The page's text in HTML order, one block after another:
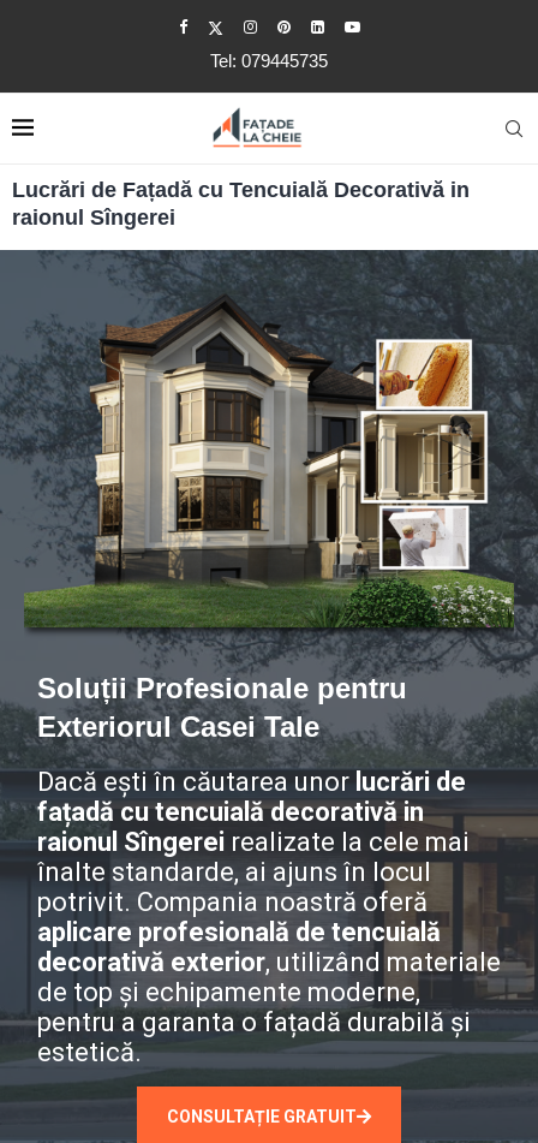
Tel: 079445735
Lucrări de Fațadă cu Tencuială Decorativă in
raionul Sîngerei
Soluții Profesionale pentru
Exteriorul Casei Tale
Dacă ești în căutarea unor lucrări de
fațadă cu tencuială decorativă in
raionul Sîngerei realizate la cele mai
înalte standarde, ai ajuns în locul
potrivit. Compania noastră oferă
aplicare profesională de tencuială
decorativă exterior, utilizând materiale
de top și echipamente moderne,
pentru a garanta o fațadă durabilă și
estetică.
CONSULTAȚIE GRATUIT